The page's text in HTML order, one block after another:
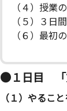
（４）授業
（５）３日
（６）最初
●１日目 「
（１）やるこ